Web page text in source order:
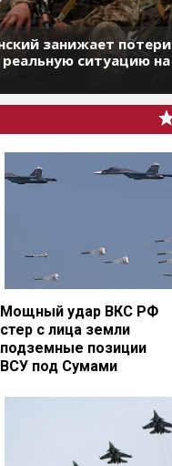
занижает потери
реальную ситуацию на
Мощный удар ВКС РФ
стер с лица земли
подземные позиции
ВСУ под Сумами